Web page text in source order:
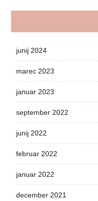
junij 2024
marec 2023
januar 2023
september 2022
junij 2022
februar 2022
januar 2022
december 2021